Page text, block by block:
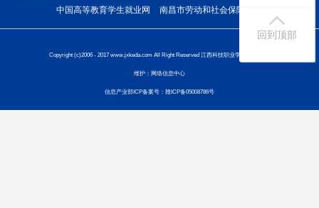
中国高等教育学生就业网
南昌市劳动和社会保障网
Copyright (c)2006 - 2017 www.jxkeda.com All Right Reserved 江西科技职业学院 版权所有
维护：网络信息中心
信息产业部ICP备案号：赣ICP备05008786号
回到顶部